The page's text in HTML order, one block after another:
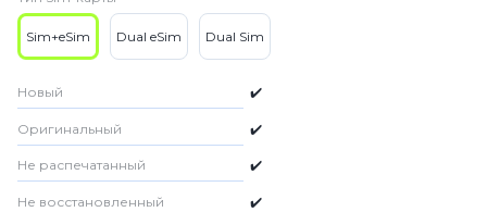
Sim+eSim Dual eSim Dual Sim
Новый ✔️
Оригинальный ✔️
Не распечатанный ✔️
Не восстановленный ✔️